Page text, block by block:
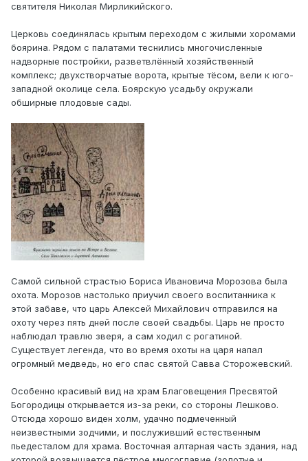
святителя Николая Мирликийского.
Церковь соединялась крытым переходом с жилыми хоромами
боярина. Рядом с палатами теснились многочисленные
надворные постройки, разветвлённый хозяйственный
комплекс; двухстворчатые ворота, крытые тёсом, вели к юго-
западной околице села. Боярскую усадьбу окружали
обширные плодовые сады.
Самой сильной страстью Бориса Ивановича Морозова была
охота. Морозов настолько приучил своего воспитанника к
этой забаве, что царь Алексей Михайлович отправился на
охоту через пять дней после своей свадьбы. Царь не просто
наблюдал травлю зверя, а сам ходил с рогатиной.
Существует легенда, что во время охоты на царя напал
огромный медведь, но его спас святой Савва Сторожевский.
Особенно красивый вид на храм Благовещения Пресвятой
Богородицы открывается из-за реки, со стороны Лешково.
Отсюда хорошо виден холм, удачно подмеченный
неизвестными зодчими, и послуживший естественным
пьедесталом для храма. Восточная алтарная часть здания, над